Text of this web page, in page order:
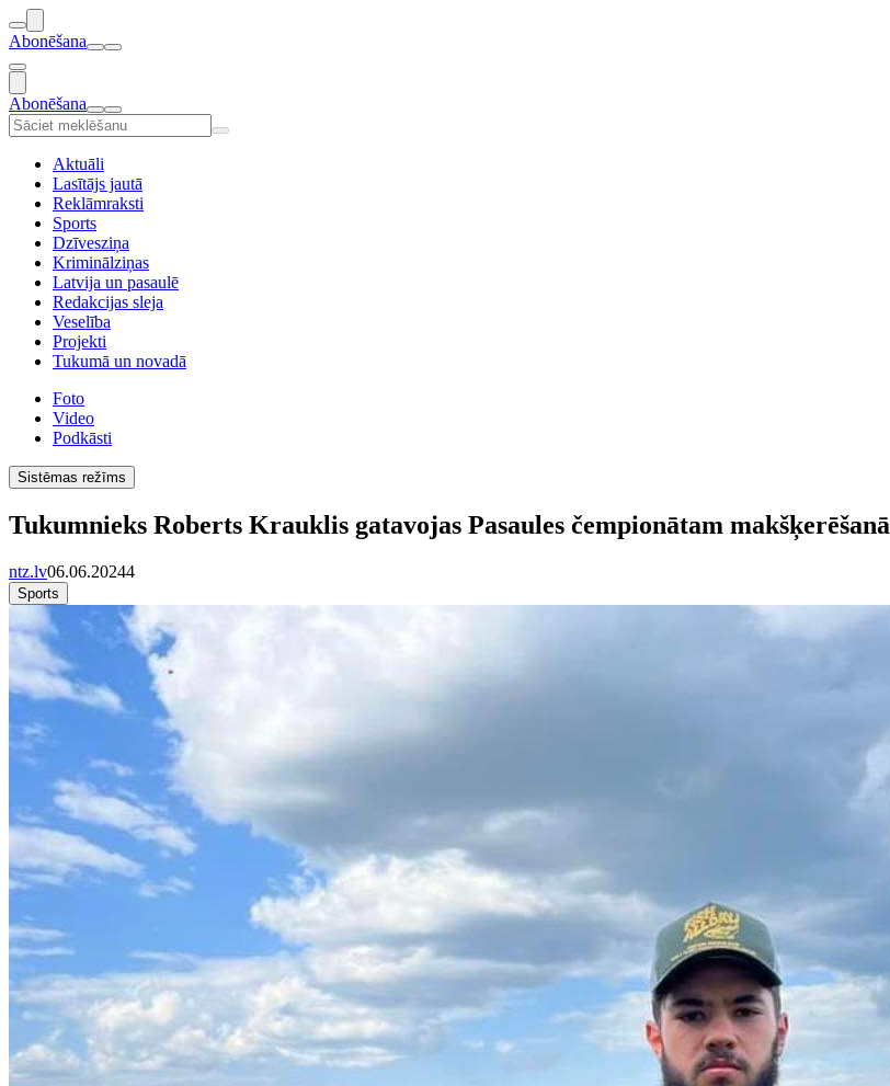
Abonēšana
Abonēšana
Aktuāli
Lasītājs jautā
Reklāmraksti
Sports
Dzīvesziņa
Kriminālziņas
Latvija un pasaulē
Redakcijas sleja
Veselība
Projekti
Tukumā un novadā
Foto
Video
Podkāsti
Sistēmas režīms
Tukumnieks Roberts Krauklis gatavojas Pasaules čempionātam makšķerēšanā
ntz.lv06.06.20244
Sports